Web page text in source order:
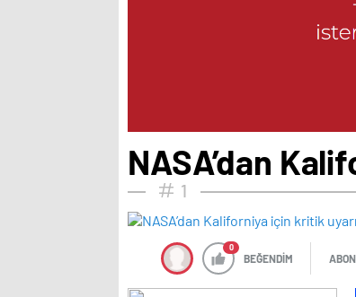
NASA’dan
1
0
BEĞENDİM